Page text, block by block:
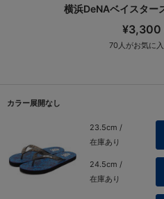
横浜DeNAベイスタ
¥3,300
70 人がお気に
カラー展開なし
23.5cm /
在庫あり
24.5cm /
在庫あり